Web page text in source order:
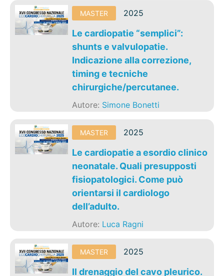
MASTER 2025
Le cardiopatie “semplici”:
shunts e valvulopatie.
Indicazione alla correzione,
timing e tecniche
chirurgiche/percutanee.
Autore: Simone Bonetti
MASTER 2025
Le cardiopatie a esordio clinico
neonatale. Quali presupposti
fisiopatologici. Come può
orientarsi il cardiologo
dell’adulto.
Autore: Luca Ragni
MASTER 2025
Il drenaggio del cavo pleurico.